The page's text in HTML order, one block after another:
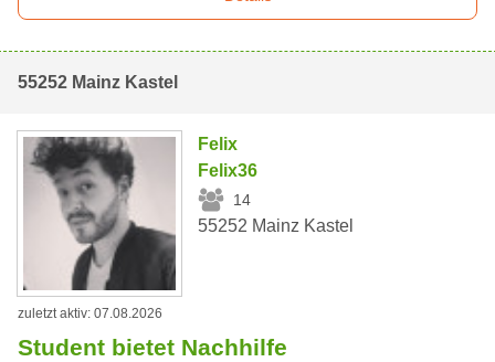
55252 Mainz Kastel
Felix
Felix36
14
55252 Mainz Kastel
zuletzt aktiv: 07.08.2026
Student bietet Nachhilfe